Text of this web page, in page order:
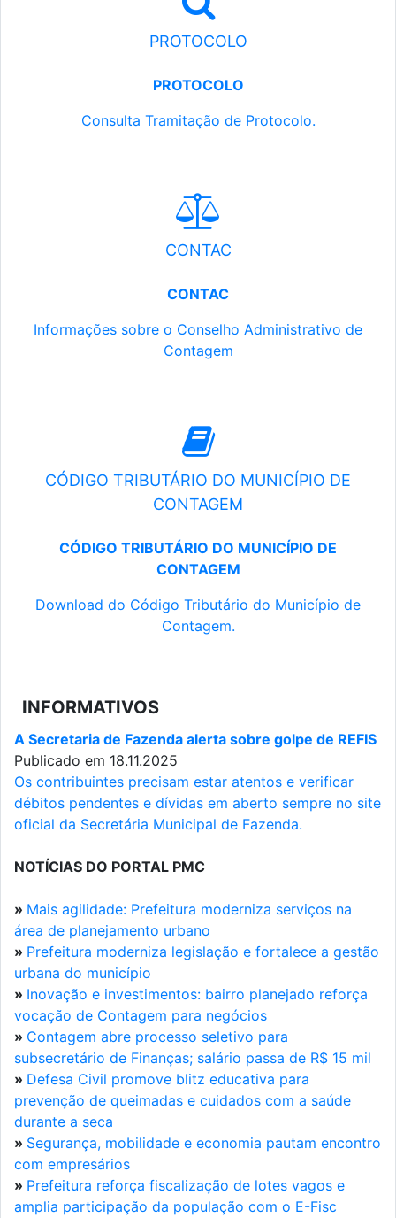
PROTOCOLO
PROTOCOLO
Consulta Tramitação de Protocolo.
CONTAC
CONTAC
Informações sobre o Conselho Administrativo de
Contagem
CÓDIGO TRIBUTÁRIO DO MUNICÍPIO DE
CONTAGEM
CÓDIGO TRIBUTÁRIO DO MUNICÍPIO DE
CONTAGEM
Download do Código Tributário do Município de
Contagem.
INFORMATIVOS
A Secretaria de Fazenda alerta sobre golpe de REFIS
Publicado em 18.11.2025
Os contribuintes precisam estar atentos e verificar
débitos pendentes e dívidas em aberto sempre no site
oficial da Secretária Municipal de Fazenda.
NOTÍCIAS DO PORTAL PMC
» Mais agilidade: Prefeitura moderniza serviços na
área de planejamento urbano
» Prefeitura moderniza legislação e fortalece a gestão
urbana do município
» Inovação e investimentos: bairro planejado reforça
vocação de Contagem para negócios
» Contagem abre processo seletivo para
subsecretário de Finanças; salário passa de R$ 15 mil
» Defesa Civil promove blitz educativa para
prevenção de queimadas e cuidados com a saúde
durante a seca
» Segurança, mobilidade e economia pautam encontro
com empresários
» Prefeitura reforça fiscalização de lotes vagos e
amplia participação da população com o E-Fisc